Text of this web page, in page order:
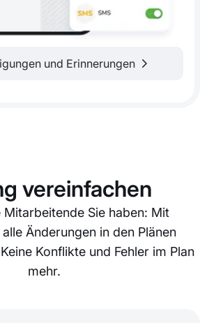
und Erinnerungen
vereinfachen
Mitarbeitende Sie haben: Mit
Änderungen in den Plänen
Konflikte und Fehler im Plan
mehr.